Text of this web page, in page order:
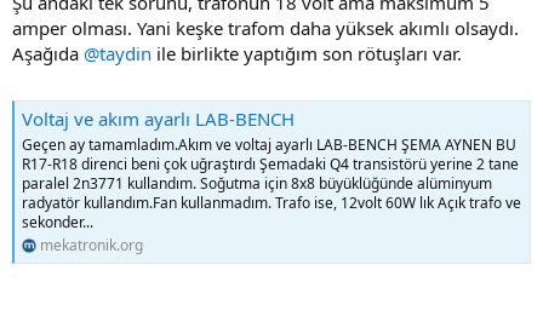
amper olması. Yani keşke trafom daha yüksek akımlı olsaydı.
Aşağıda @taydin ile birlikte yaptığım son rötuşları var.
Voltaj ve akım ayarlı LAB-BENCH
Geçen ay tamamladım.Akım ve voltaj ayarlı LAB-BENCH ŞEMA AYNEN BU
R17-R18 direnci beni çok uğraştırdı Şemadaki Q4 transistörü yerine 2 tane
paralel 2n3771 kullandım. Soğutma için 8x8 büyüklüğünde alüminyum
radyatör kullandım.Fan kullanmadım. Trafo ise, 12volt 60W lık Açık trafo ve
sekonder...
mekatronik.org